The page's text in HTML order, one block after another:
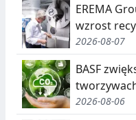
EREMA
wzrost
2026-08-07
BASF
2026-08-06